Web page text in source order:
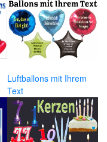
Luftballons mit Ihrem
Text